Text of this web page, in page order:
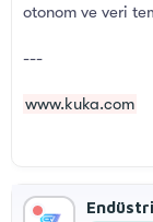
otonom ve veri
---
www.kuka.com